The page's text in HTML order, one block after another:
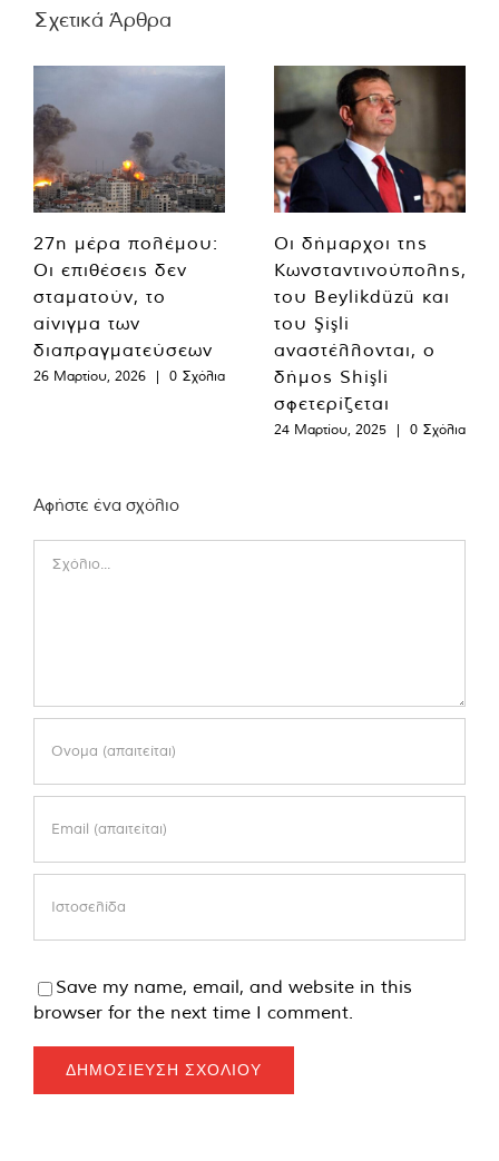
Σχετικά Άρθρα
27η μέρα πολέμου:
Οι επιθέσεις δεν
σταματούν, το
αίνιγμα των
διαπραγματεύσεων
26 Μαρτίου, 2026 | 0 Σχόλια
Οι δήμαρχοι της
Κωνσταντινούπολης,
του Beylikdüzü και
του Şişli
αναστέλλονται, ο
δήμος Shişli
σφετερίζεται
24 Μαρτίου, 2025 | 0 Σχόλια
Αφήστε ένα σχόλιο
Save my name, email, and website in this
browser for the next time I comment.